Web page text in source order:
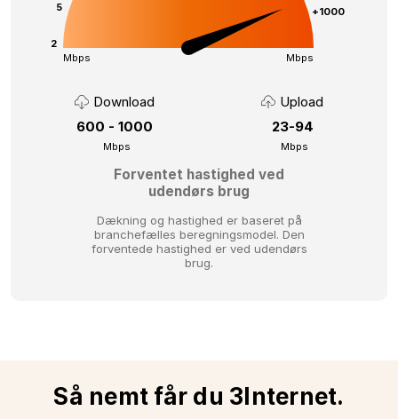
2
5 +1000
Mbps Mbps
Download
600 - 1000
Mbps
Upload
23-94
Mbps
Forventet hastighed ved
udendørs brug
Dækning og hastighed er baseret på
branchefælles beregningsmodel. Den
forventede hastighed er ved udendørs
brug.
Så nemt får du 3Internet.